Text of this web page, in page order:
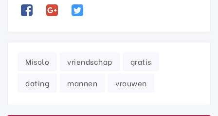
Misolo vriendschap
gratis
dating
mannen vrouwen